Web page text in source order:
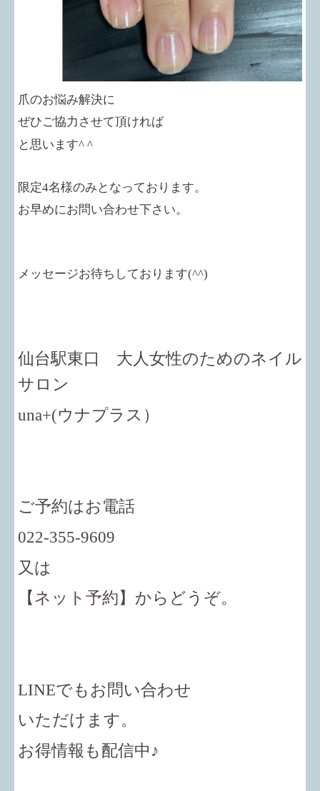
爪のお悩み解決に
ぜひご協力させて頂ければ
と思います^ ^
限定4名様のみとなっております。
お早めにお問い合わせ下さい。
メッセージお待ちしております(^^)
仙台駅東口 大人女性のためのネイル
サロン
una+(ウナプラス）
ご予約はお電話
022-355-9609
又は
【 ネット予約 】からどうぞ。
LINEでもお問い合わせ
いただけます。
お得情報も配信中♪